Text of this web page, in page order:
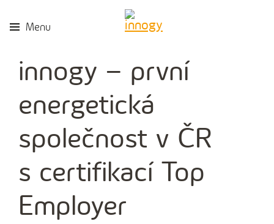
Menu
innogy – první
energetická
společnost v ČR
s certifikací Top
Employer